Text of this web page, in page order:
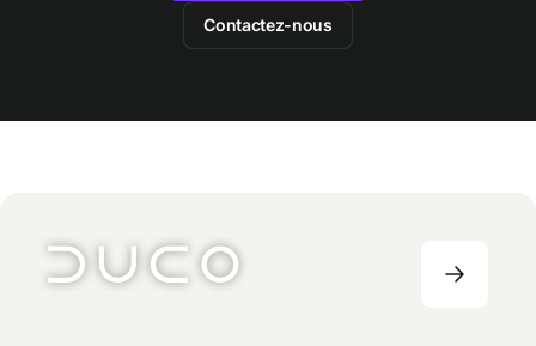
Contactez-nous